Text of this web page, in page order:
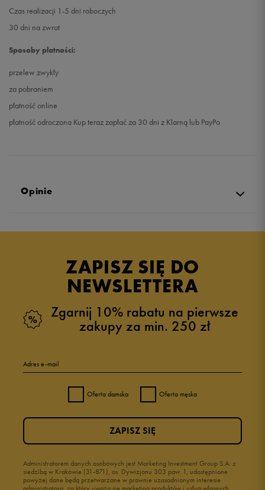
Czas realizacji 1-5 dni roboczych
30 dni na zwrot
Sposoby płatności:
przelew zwykły
za pobraniem
płatność online
płatność odroczona Kup teraz zapłać za 30 dni z Klarną lub PayPo
Opinie
ZAPISZ SIĘ DO
NEWSLETTERA
Zgarnij 10% rabatu na pierwsze
zakupy za min. 250 zł
Adres e-mail
Oferta damska Oferta męska
Administratorem danych osobowych jest Marketing Investment Group S.A. z
siedzibą w Krakowie (31-871), os. Dywizjonu 303 paw. 1, udostępnione
powyżej dane będą przetwarzane w prawnie uzasadnionym interesie
ZAPISZ SIĘ